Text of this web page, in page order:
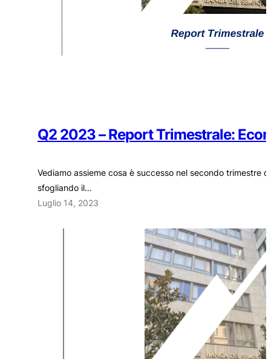
Q2 2023 – Report Trimestrale:
Vediamo assieme cosa è successo nel secondo
sfogliando il…
Luglio 14, 2023